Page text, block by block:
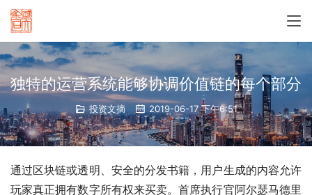
独特的运营系统能够协调价值链的每个部分
投资文摘 2019-06-17 下午6:51
通过区块链或透明、安全的分发书籍，用户生成的内容允许
玩家真正拥有数字所有权来买卖。首席执行官阿尔瑟马德里